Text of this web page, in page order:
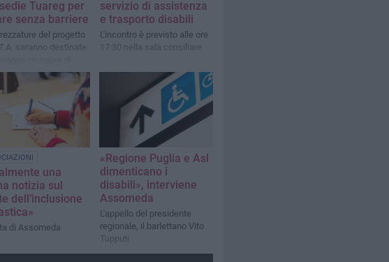
Tuareg per
senza barriere
del progetto
saranno destinate
e Ponente
servizio di assistenza
e trasporto disabili
L'incontro è previsto alle ore
17:30 nella sala consiliare
una
notizia sul
dell’inclusione
di Assomeda
«Regione Puglia e Asl
dimenticano i
disabili», interviene
Assomeda
L'appello del presidente
regionale, il barlettano Vito
Tupputi